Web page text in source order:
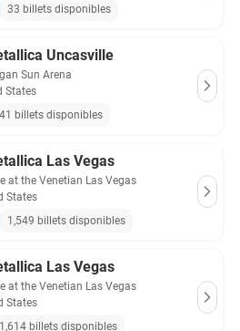
33 billets disponibles
Uncasville
Sun Arena
States
41 billets disponibles
Las Vegas
at the Venetian Las Vegas
States
1,549 billets disponibles
Las Vegas
at the Venetian Las Vegas
States
1,614 billets disponibles